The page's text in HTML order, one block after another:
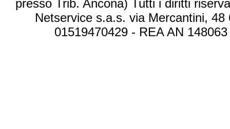
presso Trib. Ancona) Tutti i diritti
Netservice s.a.s. via Mercantini,
01519470429 - REA AN